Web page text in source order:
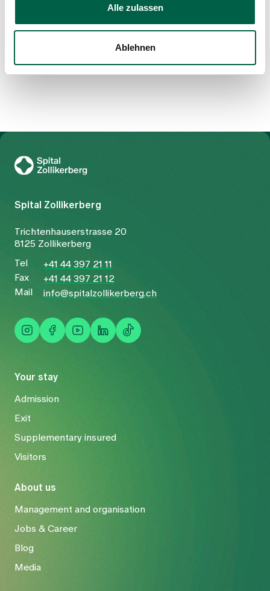
Alle zulassen
Ablehnen
Your stay
Admission
Exit
Supplementary insured
Visitors
About us
Management and organisation
Jobs & Career
Blog
Media
Spital Zollikerberg
Trichtenhauserstrasse 20
8125 Zollikerberg
Tel
+41 44 397 21 11
Fax
+41 44 397 21 12
Mail
info@spitalzollikerberg.ch